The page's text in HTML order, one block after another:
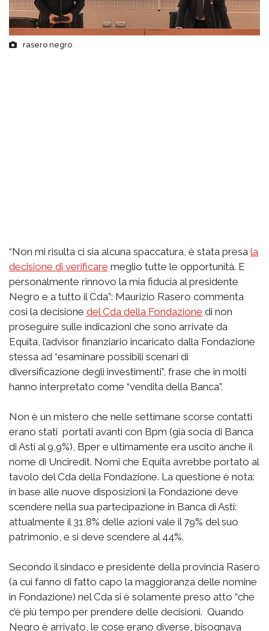
rasero negro
“Non mi risulta ci sia alcuna spaccatura, è stata presa la
decisione di verificare meglio tutte le opportunità. E
personalmente rinnovo la mia fiducia al presidente
Negro e a tutto il Cda”: Maurizio Rasero commenta
così la decisione del Cda della Fondazione di non
proseguire sulle indicazioni che sono arrivate da
Equita, l’advisor finanziario incaricato dalla Fondazione
stessa ad “esaminare possibili scenari di
diversificazione degli investimenti”, frase che in molti
hanno interpretato come “vendita della Banca”.
Non è un mistero che nelle settimane scorse contatti
erano stati portati avanti con Bpm (già socia di Banca
di Asti al 9,9%), Bper e ultimamente era uscito anche il
nome di Unciredit. Nomi che Equita avrebbe portato al
tavolo del Cda della Fondazione. La questione è nota:
in base alle nuove disposizioni la Fondazione deve
scendere nella sua partecipazione in Banca di Asti:
attualmente il 31,8% delle azioni vale il 79% del suo
patrimonio, e si deve scendere al 44%.
Secondo il sindaco e presidente della provincia Rasero
(a cui fanno di fatto capo la maggioranza delle nomine
in Fondazione) nel Cda si è solamente preso atto “che
c’è più tempo per prendere delle decisioni. Quando
Negro è arrivato, le cose erano diverse, bisognava